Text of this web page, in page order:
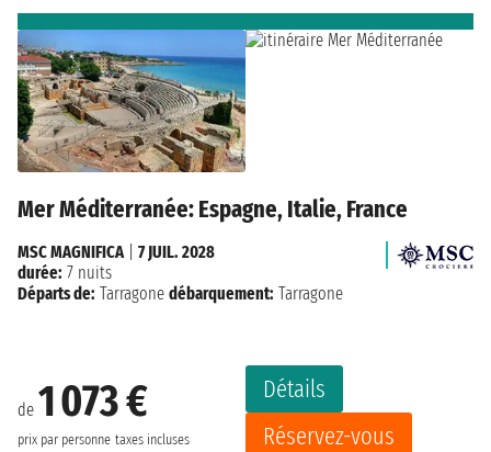
Mer Méditerranée: Espagne, Italie, France
de 1 073 €
prix par personne taxes incluses
Détails
Réservez-vous
MSC MAGNIFICA| 7 JUIL. 2028
durée: 7 nuits
Départs de: Tarragone débarquement: Tarragone